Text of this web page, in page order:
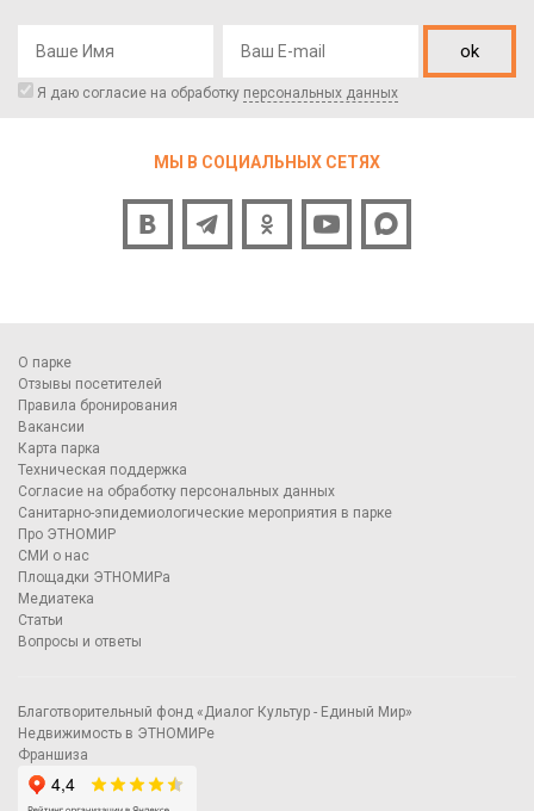
ok
Я даю согласие на обработку персональных данных
МЫ В СОЦИАЛЬНЫХ СЕТЯХ
О парке
Отзывы посетителей
Правила бронирования
Вакансии
Карта парка
Техническая поддержка
Согласие на обработку персональных данных
Санитарно-эпидемиологические мероприятия в парке
Про ЭТНОМИР
СМИ о нас
Площадки ЭТНОМИРа
Медиатека
Статьи
Вопросы и ответы
Благотворительный фонд «Диалог Культур - Единый Мир»
Недвижимость в ЭТНОМИРе
Франшиза